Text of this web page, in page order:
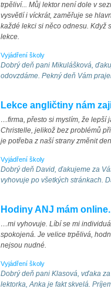
trpěliví... Můj lektor není dole v
vysvětlí i víckrát, zaměřuje se
každé lekci si něco odnesu. Když
lekce.
Vyjádření školy
Dobrý deň pani Mikulášková,
odovzdáme. Pekný deň Vám
Lekce angličtiny nám
…firma, přesto si myslím, že lepší
Christelle, jelikož bez problémů
je potřeba z naší strany změnit
Vyjádření školy
Dobrý deň David, ďakujeme za
vyhovuje po všetkých stránkach.
Hodiny ANJ mám
…mi vyhovuje. Líbí se mi
spokojená. Je velice trpělivá,
nejsou nudné.
Vyjádření školy
Dobrý deň pani Klasová, vďaka
lektorka, Anka je fakt skvelá.